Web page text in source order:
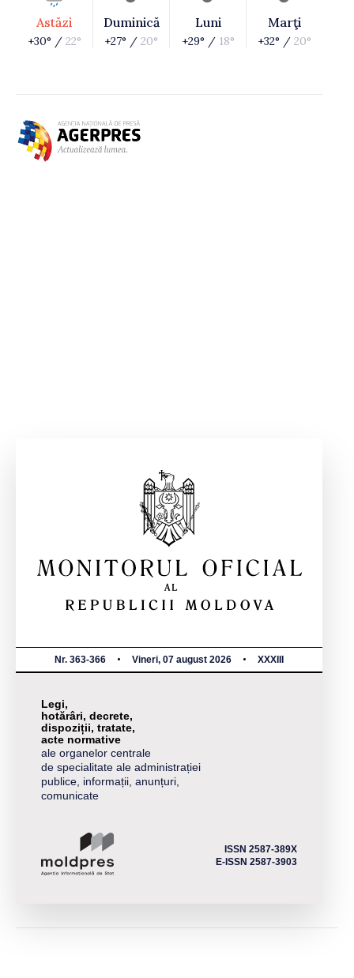
Astăzi
+30° / 22°
Duminică
+27° / 20°
Luni
+29° / 18°
Marţi
+32° / 20°
Nr. 363-366 Vineri, 07 august 2026 XXXIII
Legi,
hotărâri, decrete,
dispoziții, tratate,
acte normative
ale organelor centrale
de specialitate ale administrației
publice, informații, anunțuri,
comunicate
ISSN 2587-389X
E-ISSN 2587-3903